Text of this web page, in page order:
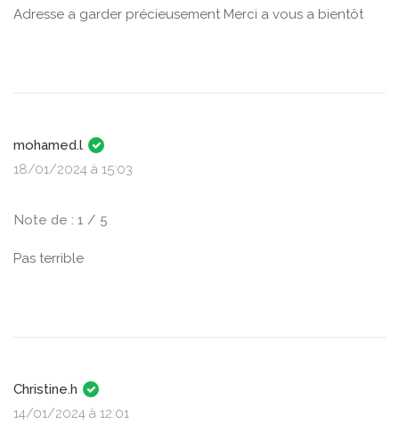
Adresse a garder précieusement Merci a vous a bientôt
mohamed.l
18/01/2024 à 15:03
Note de : 1 / 5
Pas terrible
Christine.h
14/01/2024 à 12:01